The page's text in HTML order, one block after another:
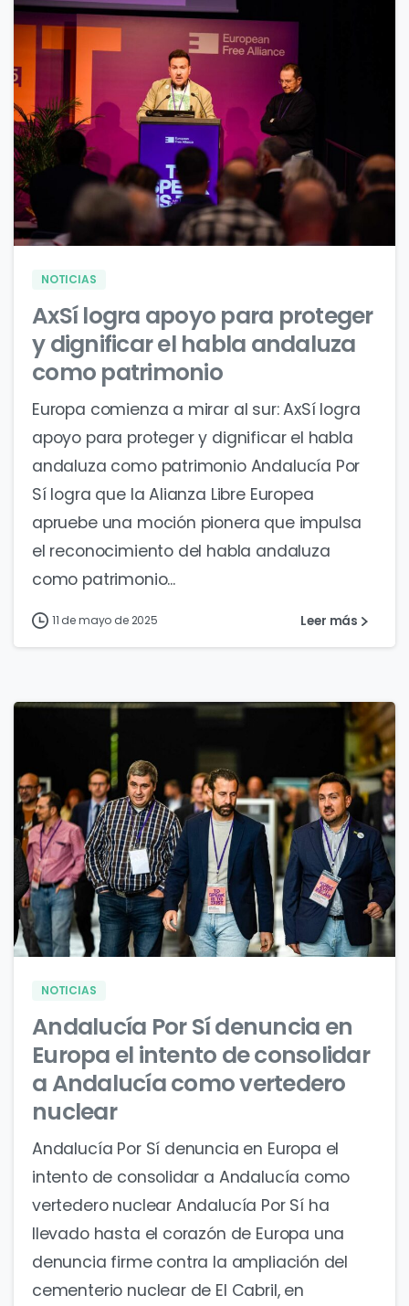
NOTICIAS
AxSí logra apoyo para proteger
y dignificar el habla andaluza
como patrimonio
Europa comienza a mirar al sur: AxSí logra
apoyo para proteger y dignificar el habla
andaluza como patrimonio Andalucía Por
Sí logra que la Alianza Libre Europea
apruebe una moción pionera que impulsa
el reconocimiento del habla andaluza
como patrimonio...
11 de mayo de 2025 Leer más
NOTICIAS
Andalucía Por Sí denuncia en
Europa el intento de consolidar
a Andalucía como vertedero
nuclear
Andalucía Por Sí denuncia en Europa el
intento de consolidar a Andalucía como
vertedero nuclear Andalucía Por Sí ha
llevado hasta el corazón de Europa una
denuncia firme contra la ampliación del
cementerio nuclear de El Cabril, en